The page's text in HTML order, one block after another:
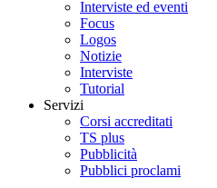
Interviste ed eventi
Focus
Logos
Notizie
Interviste
Tutorial
Servizi
Corsi accreditati
TS plus
Pubblicità
Pubblici proclami